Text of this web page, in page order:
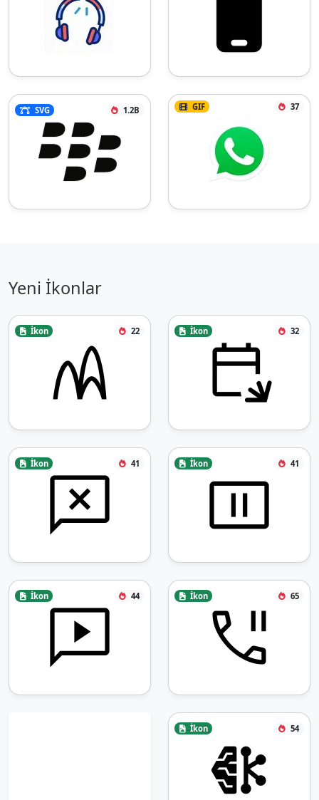
SVG 1.2B GIF 37
Yeni İkonlar
İkon 22 İkon 32
İkon 41 İkon 41
İkon 44 İkon 65
İkon 54